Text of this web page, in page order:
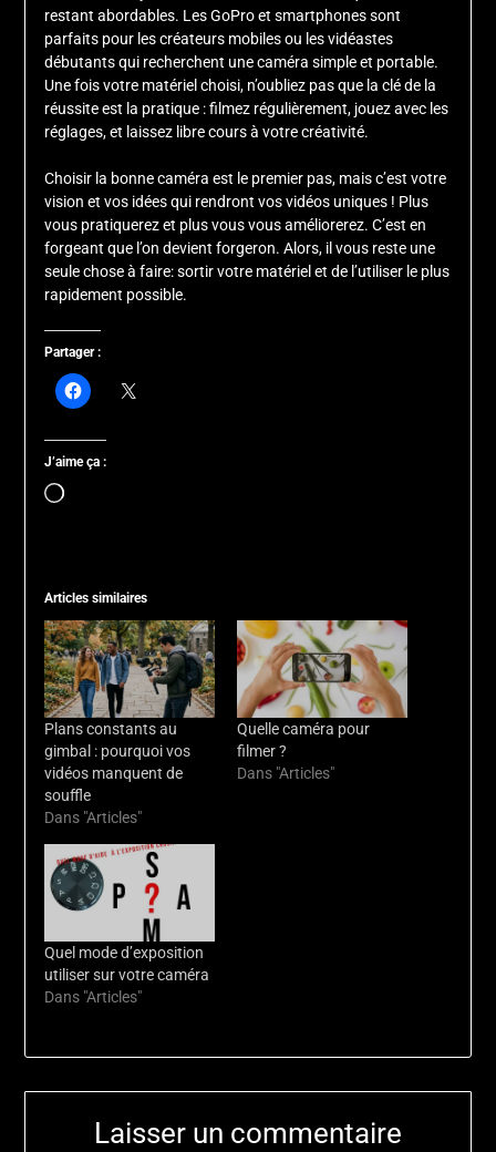
restant abordables. Les GoPro et smartphones sont
parfaits pour les créateurs mobiles ou les vidéastes
débutants qui recherchent une caméra simple et portable.
Une fois votre matériel choisi, n’oubliez pas que la clé de la
réussite est la pratique : filmez régulièrement, jouez avec les
réglages, et laissez libre cours à votre créativité.
Choisir la bonne caméra est le premier pas, mais c’est votre
vision et vos idées qui rendront vos vidéos uniques ! Plus
vous pratiquerez et plus vous vous améliorerez. C’est en
forgeant que l’on devient forgeron. Alors, il vous reste une
seule chose à faire: sortir votre matériel et de l’utiliser le plus
rapidement possible.
Partager :
J’aime ça :
Chargement…
Articles similaires
Plans constants au
gimbal : pourquoi vos
vidéos manquent de
souffle
Dans "Articles"
Quelle caméra pour
filmer ?
Dans "Articles"
Quel mode d’exposition
utiliser sur votre caméra
Dans "Articles"
Laisser un commentaire